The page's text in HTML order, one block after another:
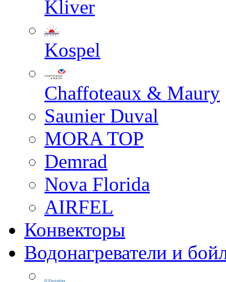
Kliver
Kospel
Chaffoteaux & Maury
Saunier Duval
MORA TOP
Demrad
Nova Florida
AIRFEL
Конвекторы
Водонагреватели и